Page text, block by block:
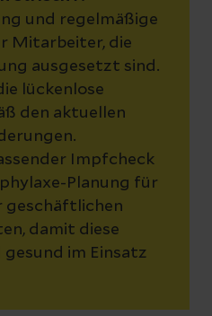
und regelmäßige
Mitarbeiter, die
ausgesetzt sind.
lückenlose
den aktuellen
Impfcheck
Planung für
geschäftlichen
damit diese
im Einsatz